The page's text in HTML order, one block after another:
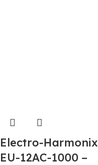
Electro-Harmonix
EU-12AC-1000 –